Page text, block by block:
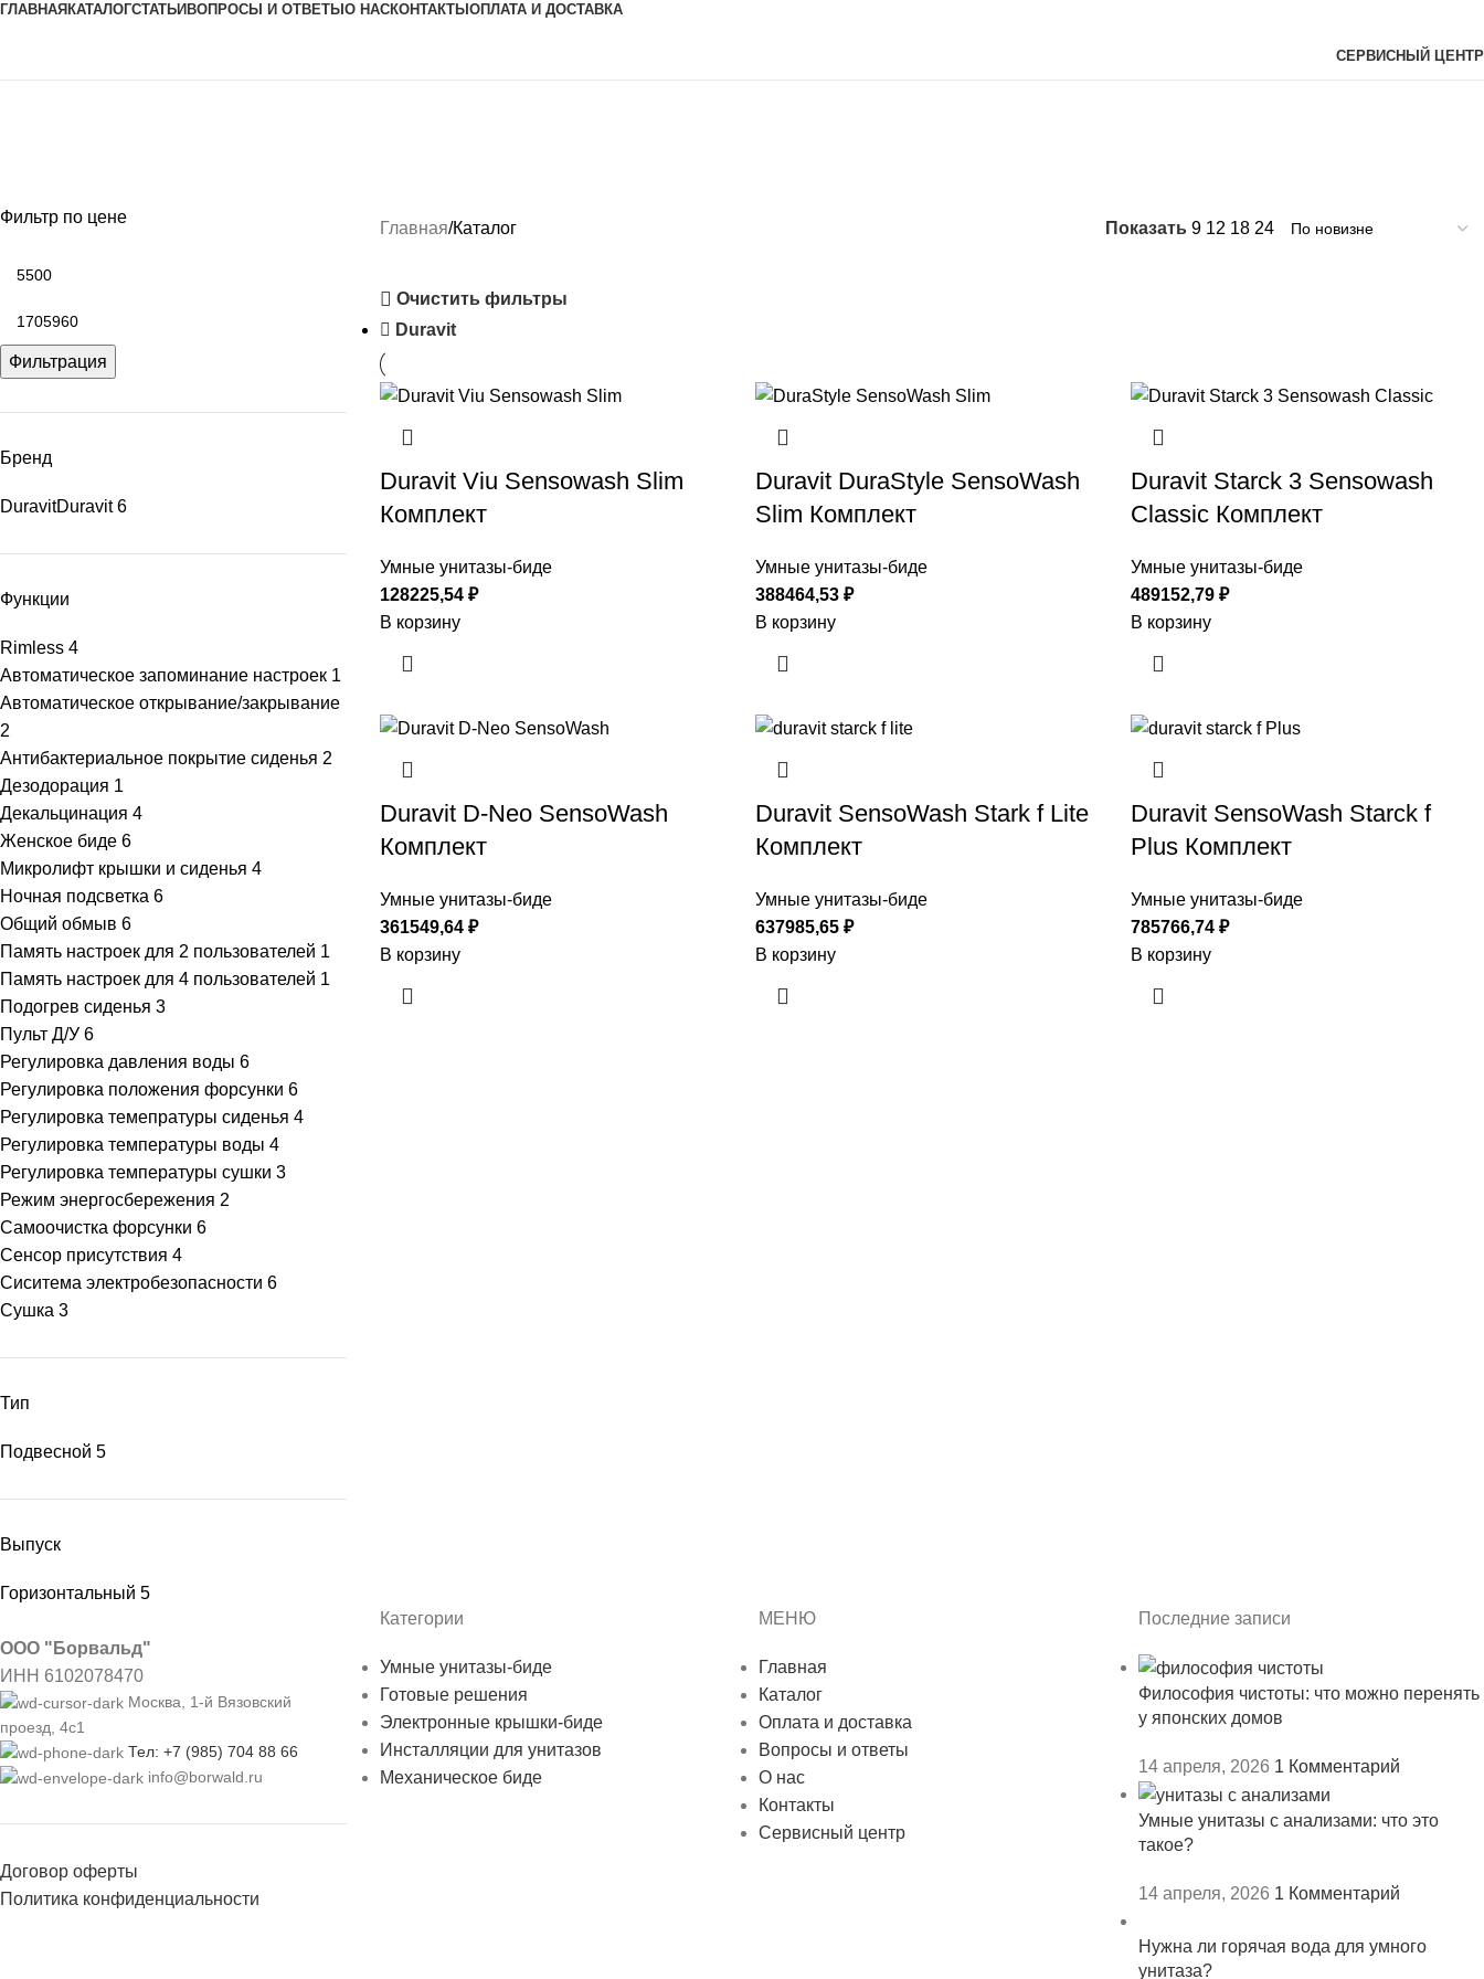
ГЛАВНАЯ КАТАЛОГСТАТЬИ ВОПРОСЫ И ОТВЕТЫ О НАСКОНТАКТЫ ОПЛАТА И ДОСТАВКА
СЕРВИСНЫЙ ЦЕНТР
Фильтр по цене
Фильтрация
Бренд
DuravitDuravit 6
Функции
Rimless 4
Автоматическое запоминание настроек 1
Автоматическое открывание/закрывание
2
Антибактериальное покрытие сиденья 2
Дезодорация 1
Декальцинация 4
Женское биде 6
Микролифт крышки и сиденья 4
Ночная подсветка 6
Общий обмыв 6
Память настроек для 2 пользователей 1
Память настроек для 4 пользователей 1
Подогрев сиденья 3
Пульт Д/У 6
Регулировка давления воды 6
Регулировка положения форсунки 6
Регулировка темепратуры сиденья 4
Регулировка температуры воды 4
Регулировка температуры сушки 3
Режим энергосбережения 2
Самоочистка форсунки 6
Сенсор присутствия 4
Сиситема электробезопасности 6
Сушка 3
Тип
Подвесной 5
Выпуск
Горизонтальный 5
Главная Каталог Показать 9 12 18 24
Очистить фильтры
Duravit
Duravit Viu Sensowash Slim
Комплект
Умные унитазы-биде
128225,54 ₽
В корзину
Duravit DuraStyle SensoWash
Slim Комплект
Умные унитазы-биде
388464,53 ₽
В корзину
Duravit Starck 3 Sensowash
Classic Комплект
Умные унитазы-биде
489152,79 ₽
В корзину
Duravit D-Neo SensoWash
Комплект
Умные унитазы-биде
361549,64 ₽
В корзину
Duravit SensoWash Stark f Lite
Комплект
Умные унитазы-биде
637985,65 ₽
В корзину
Duravit SensoWash Starck f
Plus Комплект
Умные унитазы-биде
785766,74 ₽
В корзину
ООО "Борвальд"
ИНН 6102078470
Москва, 1-й Вязовский
проезд, 4с1
Тел: +7 (985) 704 88 66
info@borwald.ru
Договор оферты
Политика конфиденциальности
Категории
Умные унитазы-биде
Готовые решения
Электронные крышки-биде
Инсталляции для унитазов
Механическое биде
МЕНЮ
Главная
Каталог
Оплата и доставка
Вопросы и ответы
О нас
Контакты
Сервисный центр
Последние записи
Философия чистоты: что можно перенять
у японских домов
14 апреля, 2026 1 Комментарий
Умные унитазы с анализами: что это
такое?
14 апреля, 2026 1 Комментарий
Нужна ли горячая вода для умного
унитаза?